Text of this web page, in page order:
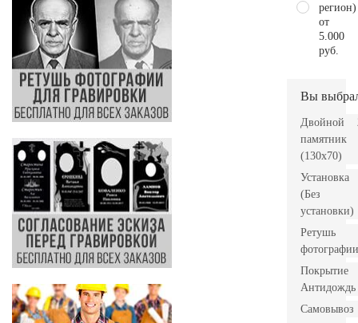
регион)
от
5.000
руб.
Вы
Двойной
памятник
(130х70)
Установка
(Без
установки)
Ретушь
фотографии
Покрытие
Антидождь
Самовывоз